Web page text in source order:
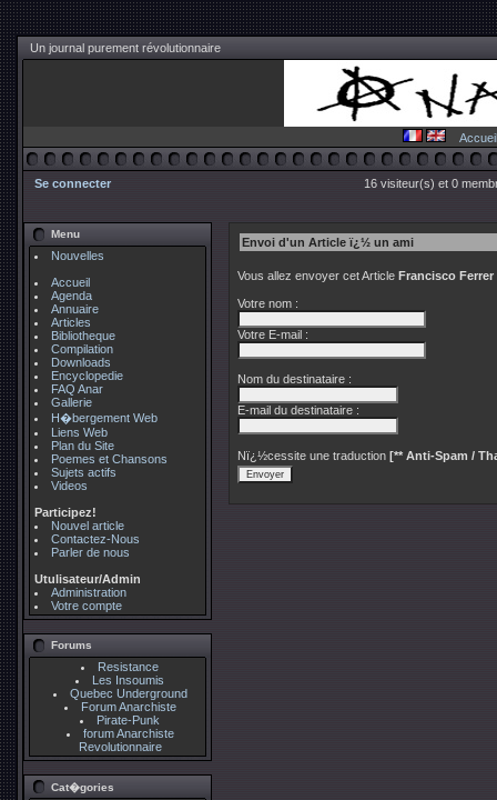
Un journal purement révolutionnaire
Accueil
Se connecter 16 visiteur(s) et 0
Menu
Nouvelles
Accueil
Agenda
Annuaire
Articles
Bibliotheque
Compilation
Downloads
Encyclopedie
FAQ Anar
Gallerie
H�bergement Web
Liens Web
Plan du Site
Poemes et Chansons
Sujets actifs
Videos
Participez!
Nouvel article
Contactez-Nous
Parler de nous
Utulisateur/Admin
Administration
Votre compte
Forums
Resistance
Les Insoumis
Quebec Underground
Forum Anarchiste
Pirate-Punk
forum Anarchiste
Revolutionnaire
Cat�gories
Envoi d'un Article ï¿½ un ami
Vous allez envoyer cet Article Francisco
Votre nom :
Votre E-mail :
Nom du destinataire :
E-mail du destinataire :
Nï¿½cessite une traduction [** Anti-Spam /